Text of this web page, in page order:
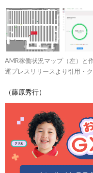
AMR稼働状況マップ（左）と
運プレスリリースより引用・ク
（藤原秀行）